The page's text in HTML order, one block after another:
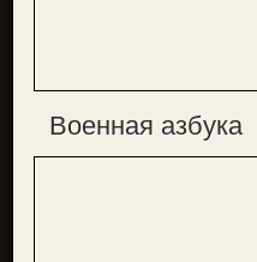
Военная азбука